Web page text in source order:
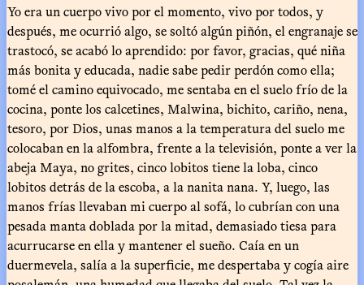
Yo era un cuerpo vivo por el momento, vivo por todos, y
después, me ocurrió algo, se soltó algún piñón, el engranaje se
trastocó, se acabó lo aprendido: por favor, gracias, qué niña
más bonita y educada, nadie sabe pedir perdón como ella;
tomé el camino equivocado, me sentaba en el suelo frío de la
cocina, ponte los calcetines, Malwina, bichito, cariño, nena,
tesoro, por Dios, unas manos a la temperatura del suelo me
colocaban en la alfombra, frente a la televisión, ponte a ver la
abeja Maya, no grites, cinco lobitos tiene la loba, cinco
lobitos detrás de la escoba, a la nanita nana. Y, luego, las
manos frías llevaban mi cuerpo al sofá, lo cubrían con una
pesada manta doblada por la mitad, demasiado tiesa para
acurrucarse en ella y mantener el sueño. Caía en un
duermevela, salía a la superficie, me despertaba y cogía aire